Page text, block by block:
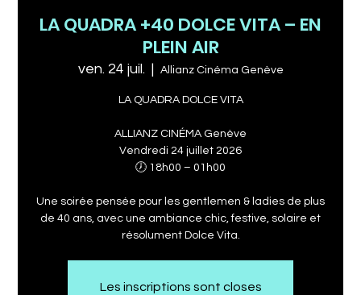
LA QUADRA +40 DOLCE VITA – EN
PLEIN AIR
ven. 24 juil. Allianz Cinéma Genève
LA QUADRA DOLCE VITA
ALLIANZ CINÉMA Genève
Vendredi 24 juillet 2026
🕖 18h00 – 01h00
Une soirée pensée pour les gentlemen & ladies de plus
de 40 ans, avec une ambiance chic, festive, solaire et
résolument Dolce Vita.
Les inscriptions sont closes